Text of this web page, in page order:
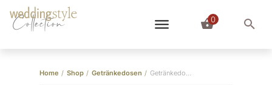
Collection 0
Home / Shop / Getränkedosen / Getränkedosen “Team Bräutigam”